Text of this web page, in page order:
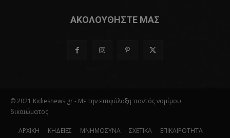
ΑΚΟΛΟΥΘΗΣΤΕ ΜΑΣ
© 2021 Kidiesnews.gr - Με την επιφύλαξη παντός νομίμου
δικαιώματος
ΑΡΧΙΚΗ ΚΗΔΕΙΕΣ ΜΝΗΜΟΣΥΝΑ ΣΧΕΤΙΚΑ
ΕΠΙΚΑΙΡΟΤΗΤΑ